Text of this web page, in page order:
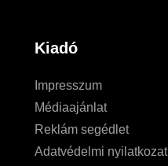
Kiadó
Impresszum
Médiaajánlat
Reklám segédlet
Adatvédelmi nyilatkozat